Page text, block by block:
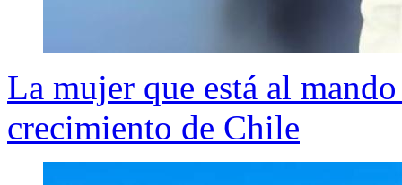
La mujer que está al
crecimiento de Chile